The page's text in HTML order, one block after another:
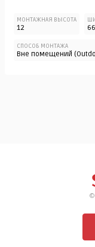
МОНТАЖНАЯ ВЫСОТА
12
СПОСОБ МОНТАЖА
Вне помещений
©